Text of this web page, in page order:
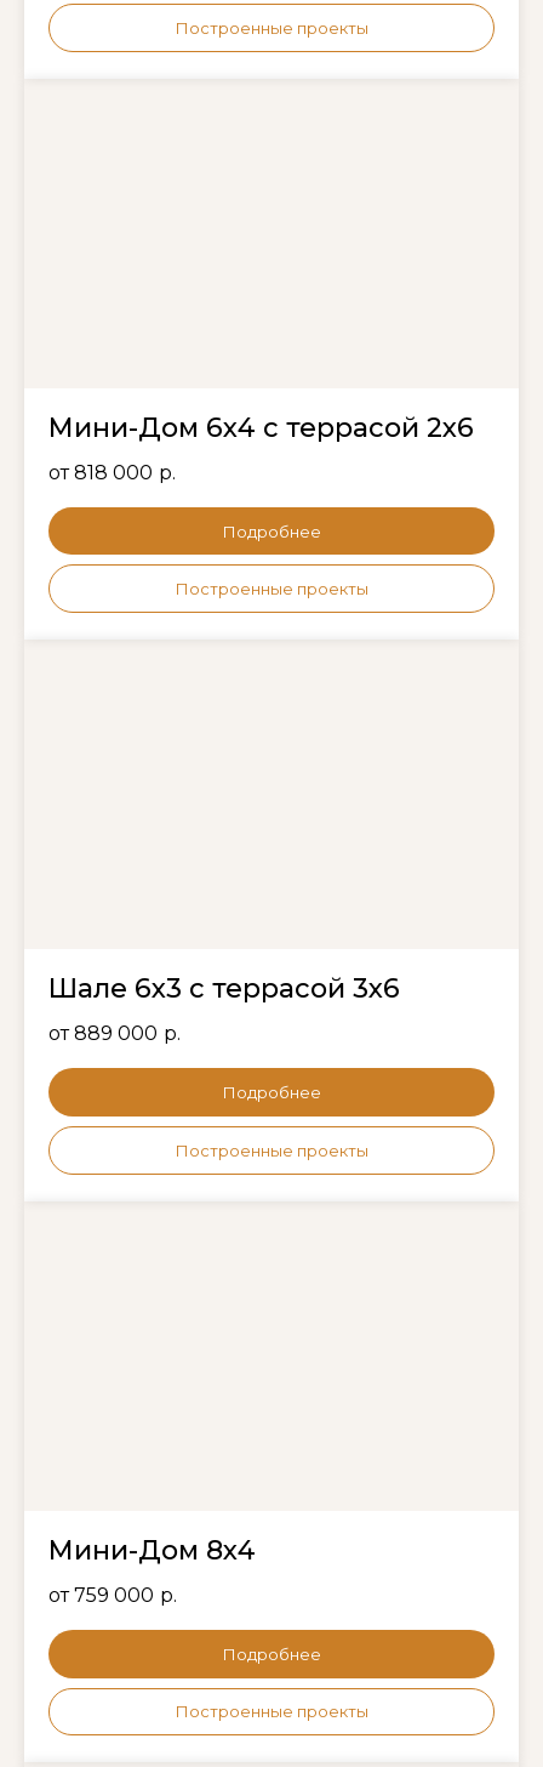
Построенные проекты
Мини-Дом 6х4 с террасой 2х6
от 818 000 р.
Подробнее
Построенные проекты
Шале 6х3 с террасой 3х6
от 889 000 р.
Подробнее
Построенные проекты
Мини-Дом 8х4
от 759 000 р.
Подробнее
Построенные проекты